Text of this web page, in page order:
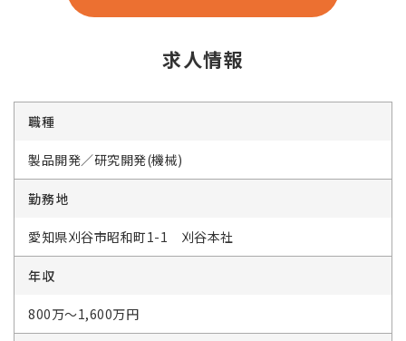
求人情報
職種
製品開発／研究開発(機械)
勤務地
愛知県刈谷市昭和町1-1 刈谷本社
年収
800万～1,600万円